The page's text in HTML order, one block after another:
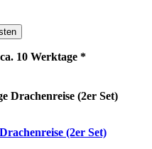
10 Werktage *
(2er Set)